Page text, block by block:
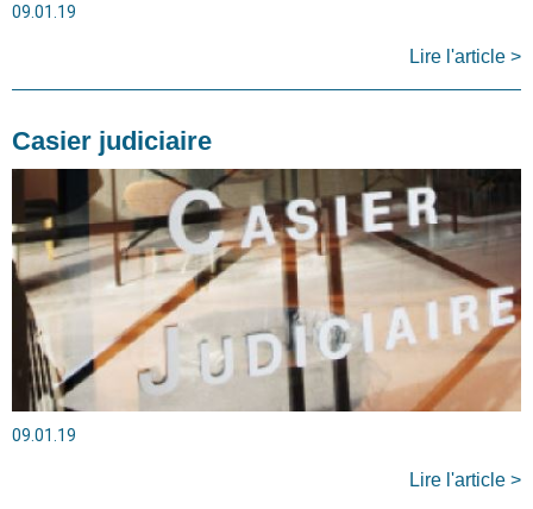
09.01.19
Lire l'article >
Casier judiciaire
09.01.19
Lire l'article >